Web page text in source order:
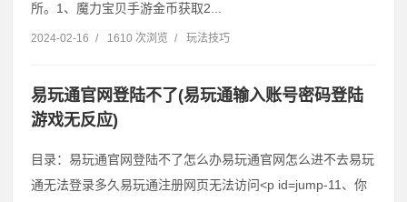
所。1、魔力宝贝手游金币获取2...
2024-02-16 / 1610 次浏览 / 玩法技巧
易玩通官网登陆不了(易玩通输入账号密码登陆
游戏无反应)
目录：易玩通官网登陆不了怎么办易玩通官网怎么进不去易玩
通无法登录多久易玩通注册网页无法访问˂p id=jump-11、你